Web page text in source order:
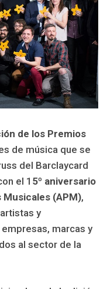
de los Premios
de música que se
del Barclaycard
el 1 5º aniversario
(APM),
y
marcas y
al sector de la